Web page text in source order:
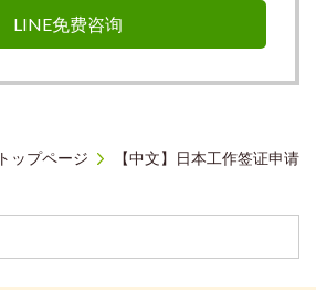
LINE免费咨询
トップページ 【中文】日本工作签证申请